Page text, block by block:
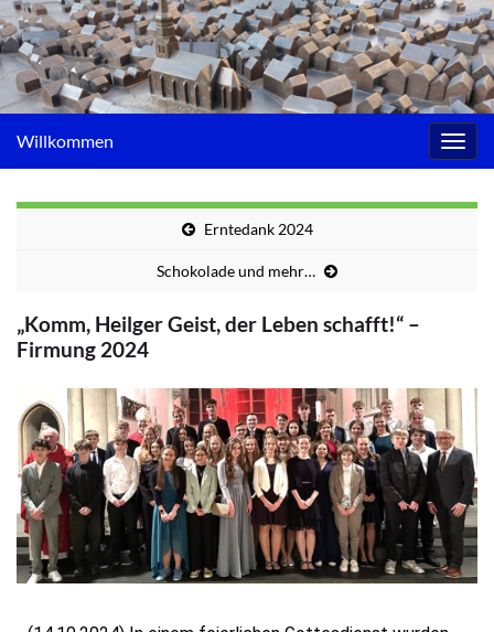
Willkommen
Erntedank 2024
Schokolade und mehr…
„Komm, Heilger Geist, der Leben schafft!“ –
Firmung 2024